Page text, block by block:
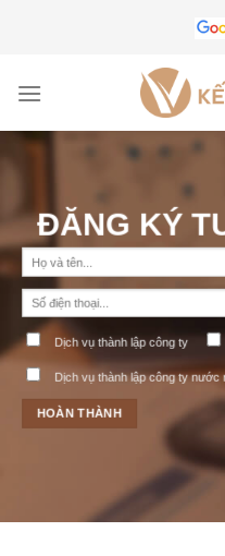
ĐĂNG KÝ
Dịch vụ thành lập công ty
Dịch vụ thành lập công ty nước